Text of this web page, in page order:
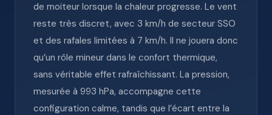
de moiteur lorsque la chaleur progresse. Le vent
reste très discret, avec 3 km/h de secteur SSO
et des rafales limitées à 7 km/h. Il ne jouera donc
qu’un rôle mineur dans le confort thermique,
sans véritable effet rafraîchissant. La pression,
mesurée à 993 hPa, accompagne cette
configuration calme, tandis que l’écart entre la